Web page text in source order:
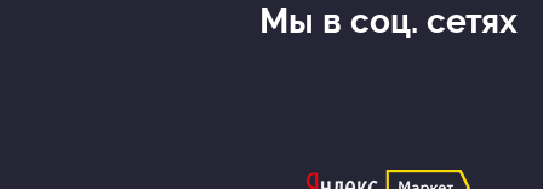
Мы в соц. сетях